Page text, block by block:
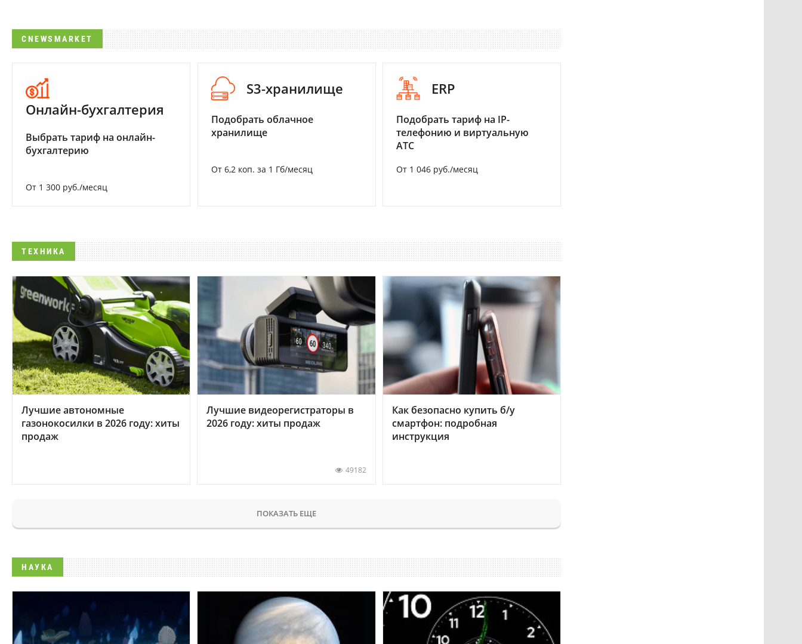
CNEWSMARKET
Онлайн-бухгалтерия
Выбрать тариф на онлайн-
бухгалтерию
От 1 300 руб./месяц
S3-хранилище
Подобрать облачное
хранилище
От 6,2 коп. за 1 Гб/месяц
ERP
Подобрать тариф на IP-
телефонию и виртуальную
АТС
От 1 046 руб./месяц
ТЕХНИКА
Лучшие автономные
газонокосилки в 2026 году: хиты
продаж
Лучшие видеорегистраторы в
2026 году: хиты продаж
49182
Как безопасно купить б/у
смартфон: подробная
инструкция
ПОКАЗАТЬ ЕЩЕ
НАУКА